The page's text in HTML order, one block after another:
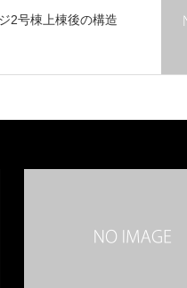
2号棟上棟後の構造